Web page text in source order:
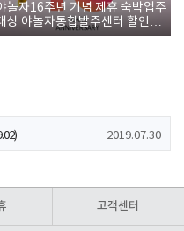
놀자16주년 기념 제휴 숙박업주
상 야놀자통합발주센터 할인쿠
증정
2019.07.30
고객센터